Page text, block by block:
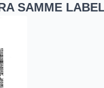
SAMME